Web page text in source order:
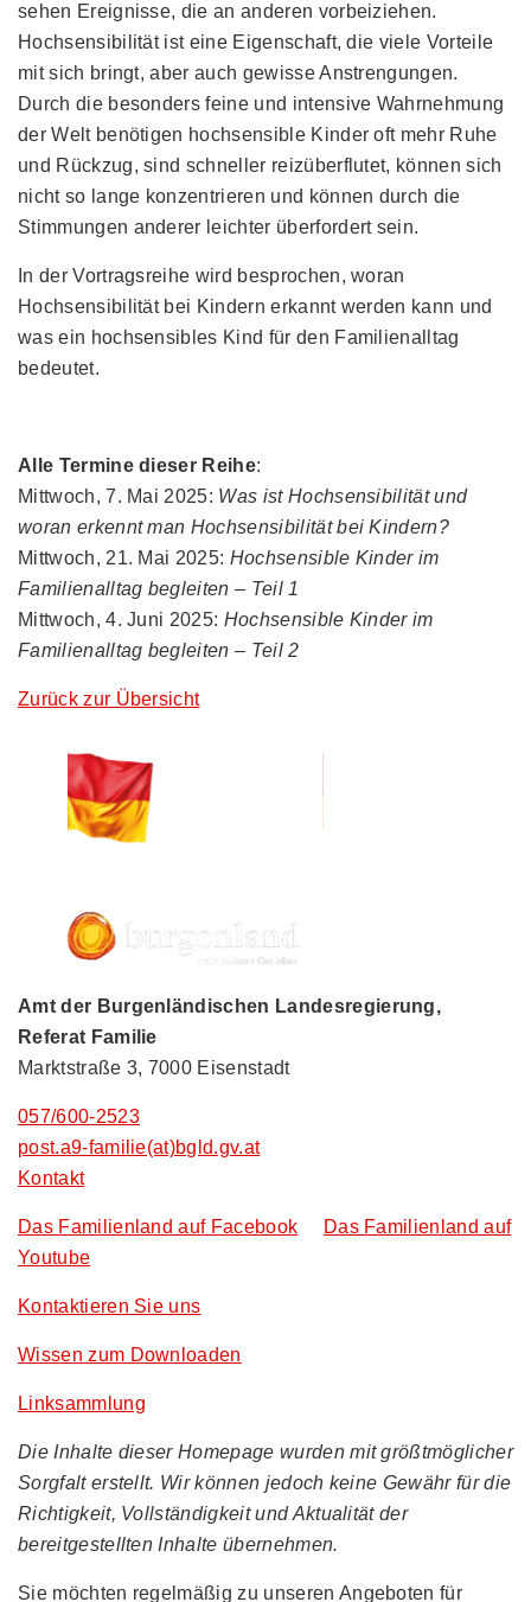
sehen Ereignisse, die an anderen vorbeiziehen.
Hochsensibilität ist eine Eigenschaft, die viele Vorteile
mit sich bringt, aber auch gewisse Anstrengungen.
Durch die besonders feine und intensive Wahrnehmung
der Welt benötigen hochsensible Kinder oft mehr Ruhe
und Rückzug, sind schneller reizüberflutet, können sich
nicht so lange konzentrieren und können durch die
Stimmungen anderer leichter überfordert sein.
In der Vortragsreihe wird besprochen, woran
Hochsensibilität bei Kindern erkannt werden kann und
was ein hochsensibles Kind für den Familienalltag
bedeutet.
Alle Termine dieser Reihe:
Mittwoch, 7. Mai 2025: Was ist Hochsensibilität und
woran erkennt man Hochsensibilität bei Kindern?
Mittwoch, 21. Mai 2025: Hochsensible Kinder im
Familienalltag begleiten – Teil 1
Mittwoch, 4. Juni 2025: Hochsensible Kinder im
Familienalltag begleiten – Teil 2
Zurück zur Übersicht
Amt der Burgenländischen Landesregierung,
Referat Familie
Marktstraße 3, 7000 Eisenstadt
057/600-2523
post.a9-familie(at)bgld.gv.at
Kontakt
Das Familienland auf Facebook
Das Familienland auf
Youtube
Kontaktieren Sie uns
Wissen zum Downloaden
Linksammlung
Die Inhalte dieser Homepage wurden mit größtmöglicher
Sorgfalt erstellt. Wir können jedoch keine Gewähr für die
Richtigkeit, Vollständigkeit und Aktualität der
bereitgestellten Inhalte übernehmen.
Sie möchten regelmäßig zu unseren Angeboten für